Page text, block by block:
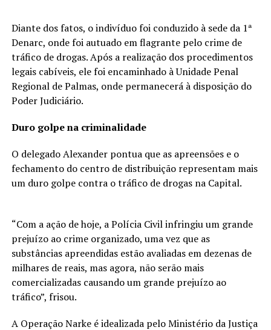
Diante dos fatos, o indivíduo foi conduzido à sede da 1ª
Denarc, onde foi autuado em flagrante pelo crime de
tráfico de drogas. Após a realização dos procedimentos
legais cabíveis, ele foi encaminhado à Unidade Penal
Regional de Palmas, onde permanecerá à disposição do
Poder Judiciário.
Duro golpe na criminalidade
O delegado Alexander pontua que as apreensões e o
fechamento do centro de distribuição representam mais
um duro golpe contra o tráfico de drogas na Capital.
“Com a ação de hoje, a Polícia Civil infringiu um grande
prejuízo ao crime organizado, uma vez que as
substâncias apreendidas estão avaliadas em dezenas de
milhares de reais, mas agora, não serão mais
comercializadas causando um grande prejuízo ao
tráfico”, frisou.
A Operação Narke é idealizada pelo Ministério da Justiça